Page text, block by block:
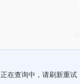
正在查询中，请刷新重试